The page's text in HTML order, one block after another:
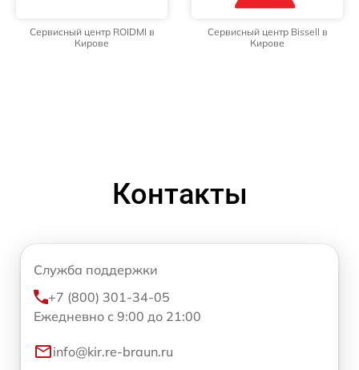
Сервисный центр ROIDMI в
Кирове
Сервисный центр Bissell в
Кирове
Контакты
Служба поддержки
+7 (800) 301-34-05
Ежедневно с 9:00 до 21:00
info@kir.re-braun.ru